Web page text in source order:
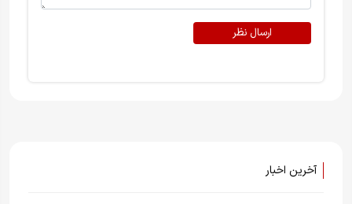
ارسال نظر
آخرین اخبار